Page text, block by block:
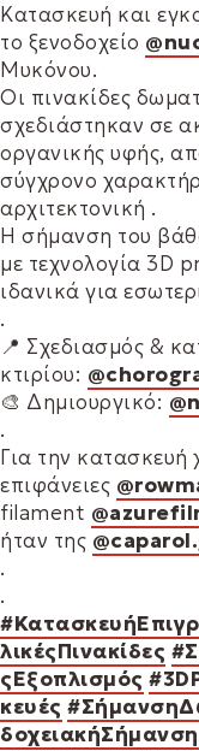
Κατασκευή και
το ξενοδοχείο
Μυκόνου.
Οι πινακίδες
σχεδιάστηκαν σε
οργανικής υφής,
σύγχρονο
αρχιτεκτονική .
Η σήμανση του
με τεχνολογία 3D
ιδανικά για
.
📍 Σχεδιασμός &
κτιρίου:
🎨 Δημιουργικό:
.
Για την κατασκευή
επιφάνειες
filament
ήταν της
.
.
λικέςΠινακίδες
ςΕξοπλισμός
κευές
δοχειακήΣήμανση